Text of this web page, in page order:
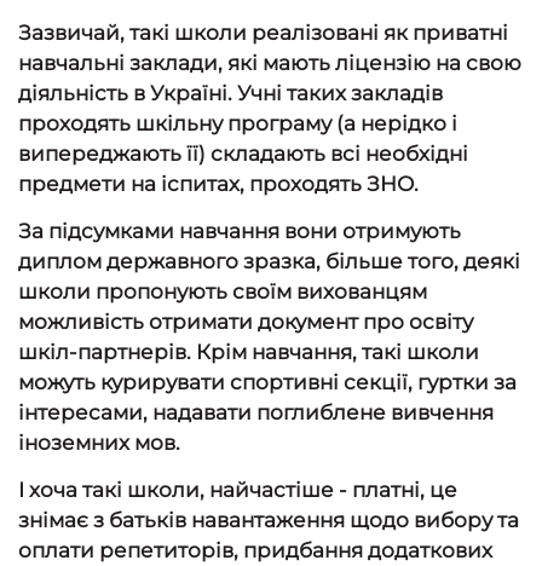
Зазвичай, такі школи реалізовані як приватні
навчальні заклади, які мають ліцензію на свою
діяльність в Україні. Учні таких закладів
проходять шкільну програму (а нерідко і
випереджають її) складають всі необхідні
предмети на іспитах, проходять ЗНО.
За підсумками навчання вони отримують
диплом державного зразка, більше того, деякі
школи пропонують своїм вихованцям
можливість отримати документ про освіту
шкіл-партнерів. Крім навчання, такі школи
можуть курирувати спортивні секції, гуртки за
інтересами, надавати поглиблене вивчення
іноземних мов.
І хоча такі школи, найчастіше - платні, це
знімає з батьків навантаження щодо вибору та
оплати репетиторів, придбання додаткових